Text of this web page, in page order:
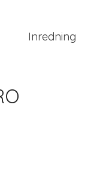
Inredning